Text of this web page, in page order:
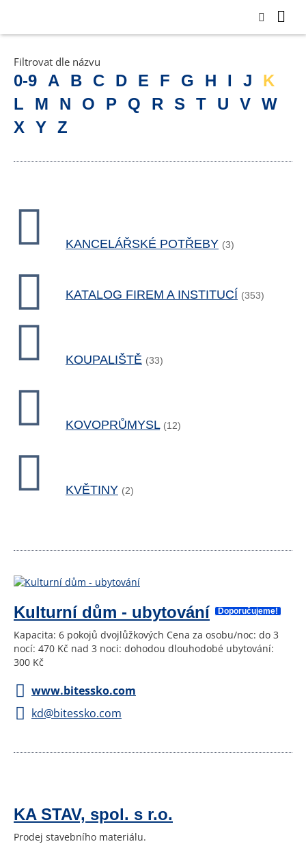
Filtrovat dle názvu
0-9 A B C D E F G H I J
K
L
M N O P Q R S T U V W
X
Y Z
KANCELÁŘSKÉ POTŘEBY (3)
KATALOG FIREM A INSTITUCÍ (353)
KOUPALIŠTĚ (33)
KOVOPRŮMYSL (12)
KVĚTINY (2)
Kulturní dům - ubytování Doporučujeme!
Kapacita: 6 pokojů dvojlůžkových Cena za osobu/noc: do 3
nocí: 470 Kč nad 3 noci: dohodou dlouhodobé ubytování:
300 Kč
www.bitessko.com
kd@bitessko.com
KA STAV, spol. s r.o.
Prodej stavebního materiálu.